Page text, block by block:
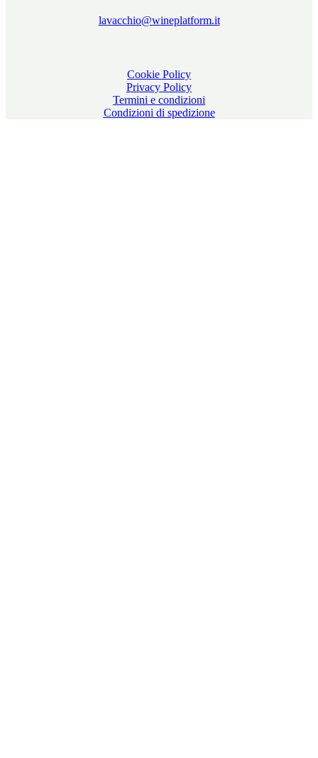
lavacchio@wineplatform.it
Cookie Policy
Privacy Policy
Termini e condizioni
Condizioni di spedizione